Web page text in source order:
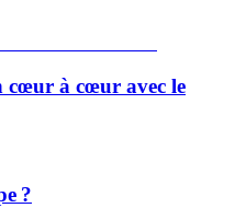
cœur à cœur avec le
?